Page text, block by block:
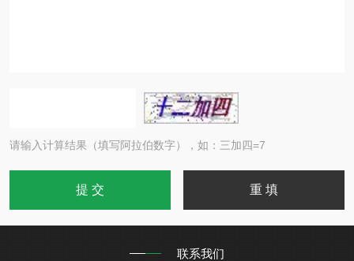
请输入计算结果（填写阿拉伯数字），如：三加四=7
联系我们